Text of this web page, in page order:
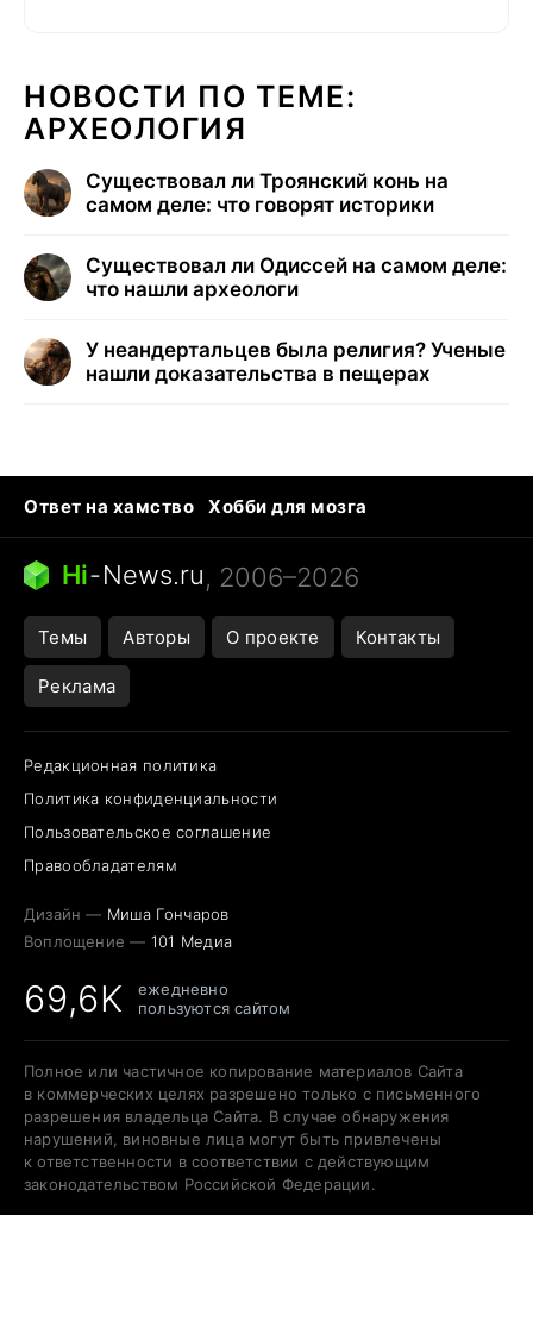
НОВОСТИ ПО ТЕМЕ:
АРХЕОЛОГИЯ
Существовал ли Троянский конь на
самом деле: что говорят историки
Существовал ли Одиссей на самом деле:
что нашли археологи
У неандертальцев была религия? Ученые
нашли доказательства в пещерах
Ответ на хамство
Хобби для мозга
Бензин 100 vs 95
Тунцы в океанариуме
Следующая пандемия
Hi-News.ru, 2006–2026
Темы Авторы О проекте Контакты
Реклама
Редакционная политика
Политика конфиденциальности
Пользовательское соглашение
Правообладателям
Дизайн — Миша Гончаров
Воплощение — 101 Медиа
69,6K
ежедневно
пользуются сайтом
Полное или частичное копирование материалов Сайта
в коммерческих целях разрешено только с письменного
разрешения владельца Сайта. В случае обнаружения
нарушений, виновные лица могут быть привлечены
к ответственности в соответствии с действующим
законодательством Российской Федерации.